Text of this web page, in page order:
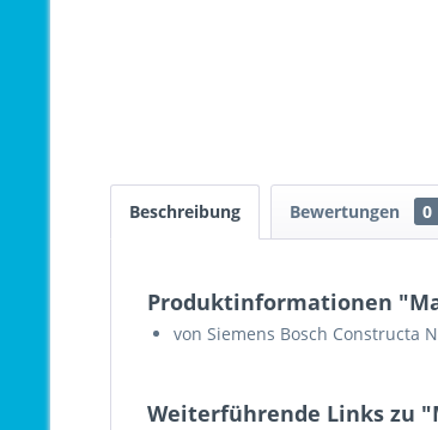
Beschreibung Bewertungen 0
Produktinformationen
von Siemens Bosch Constructa
Weiterführende Links zu